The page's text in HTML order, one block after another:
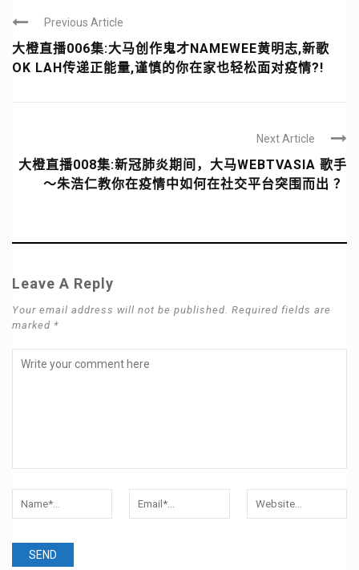
Previous Article
大橙直播006集:大马创作鬼才NAMEWEE黄明志,新歌
OK LAH传递正能量,谨慎的你在家也轻松面对疫情?!
Next Article
大橙直播008集:新冠肺炎期间，大马WEBTVASIA 歌手
～朱浩仁教你在疫情中如何在社交平台突围而出 ？
Leave A Reply
Your email address will not be published. Required fields are
marked *